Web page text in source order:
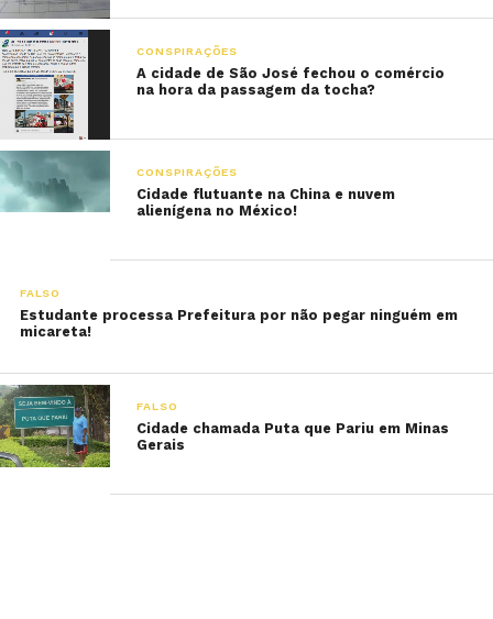
CONSPIRAÇÕES
A cidade de São José fechou o comércio
na hora da passagem da tocha?
CONSPIRAÇÕES
Cidade flutuante na China e nuvem
alienígena no México!
FALSO
Estudante processa Prefeitura por não pegar ninguém em
micareta!
FALSO
Cidade chamada Puta que Pariu em Minas
Gerais